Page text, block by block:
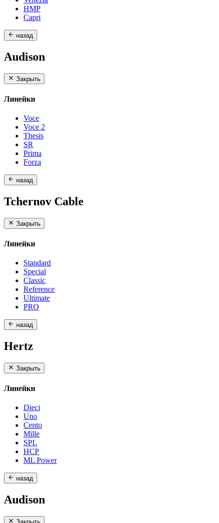
HMP
Capri
назад
Audison
Закрыть
Линейки
Voce
Voce 2
Thesis
SR
Prima
Forza
назад
Tchernov Cable
Закрыть
Линейки
Standard
Special
Classic
Reference
Ultimate
PRO
назад
Hertz
Закрыть
Линейки
Dieci
Uno
Cento
Mille
SPL
HCP
ML Power
назад
Audison